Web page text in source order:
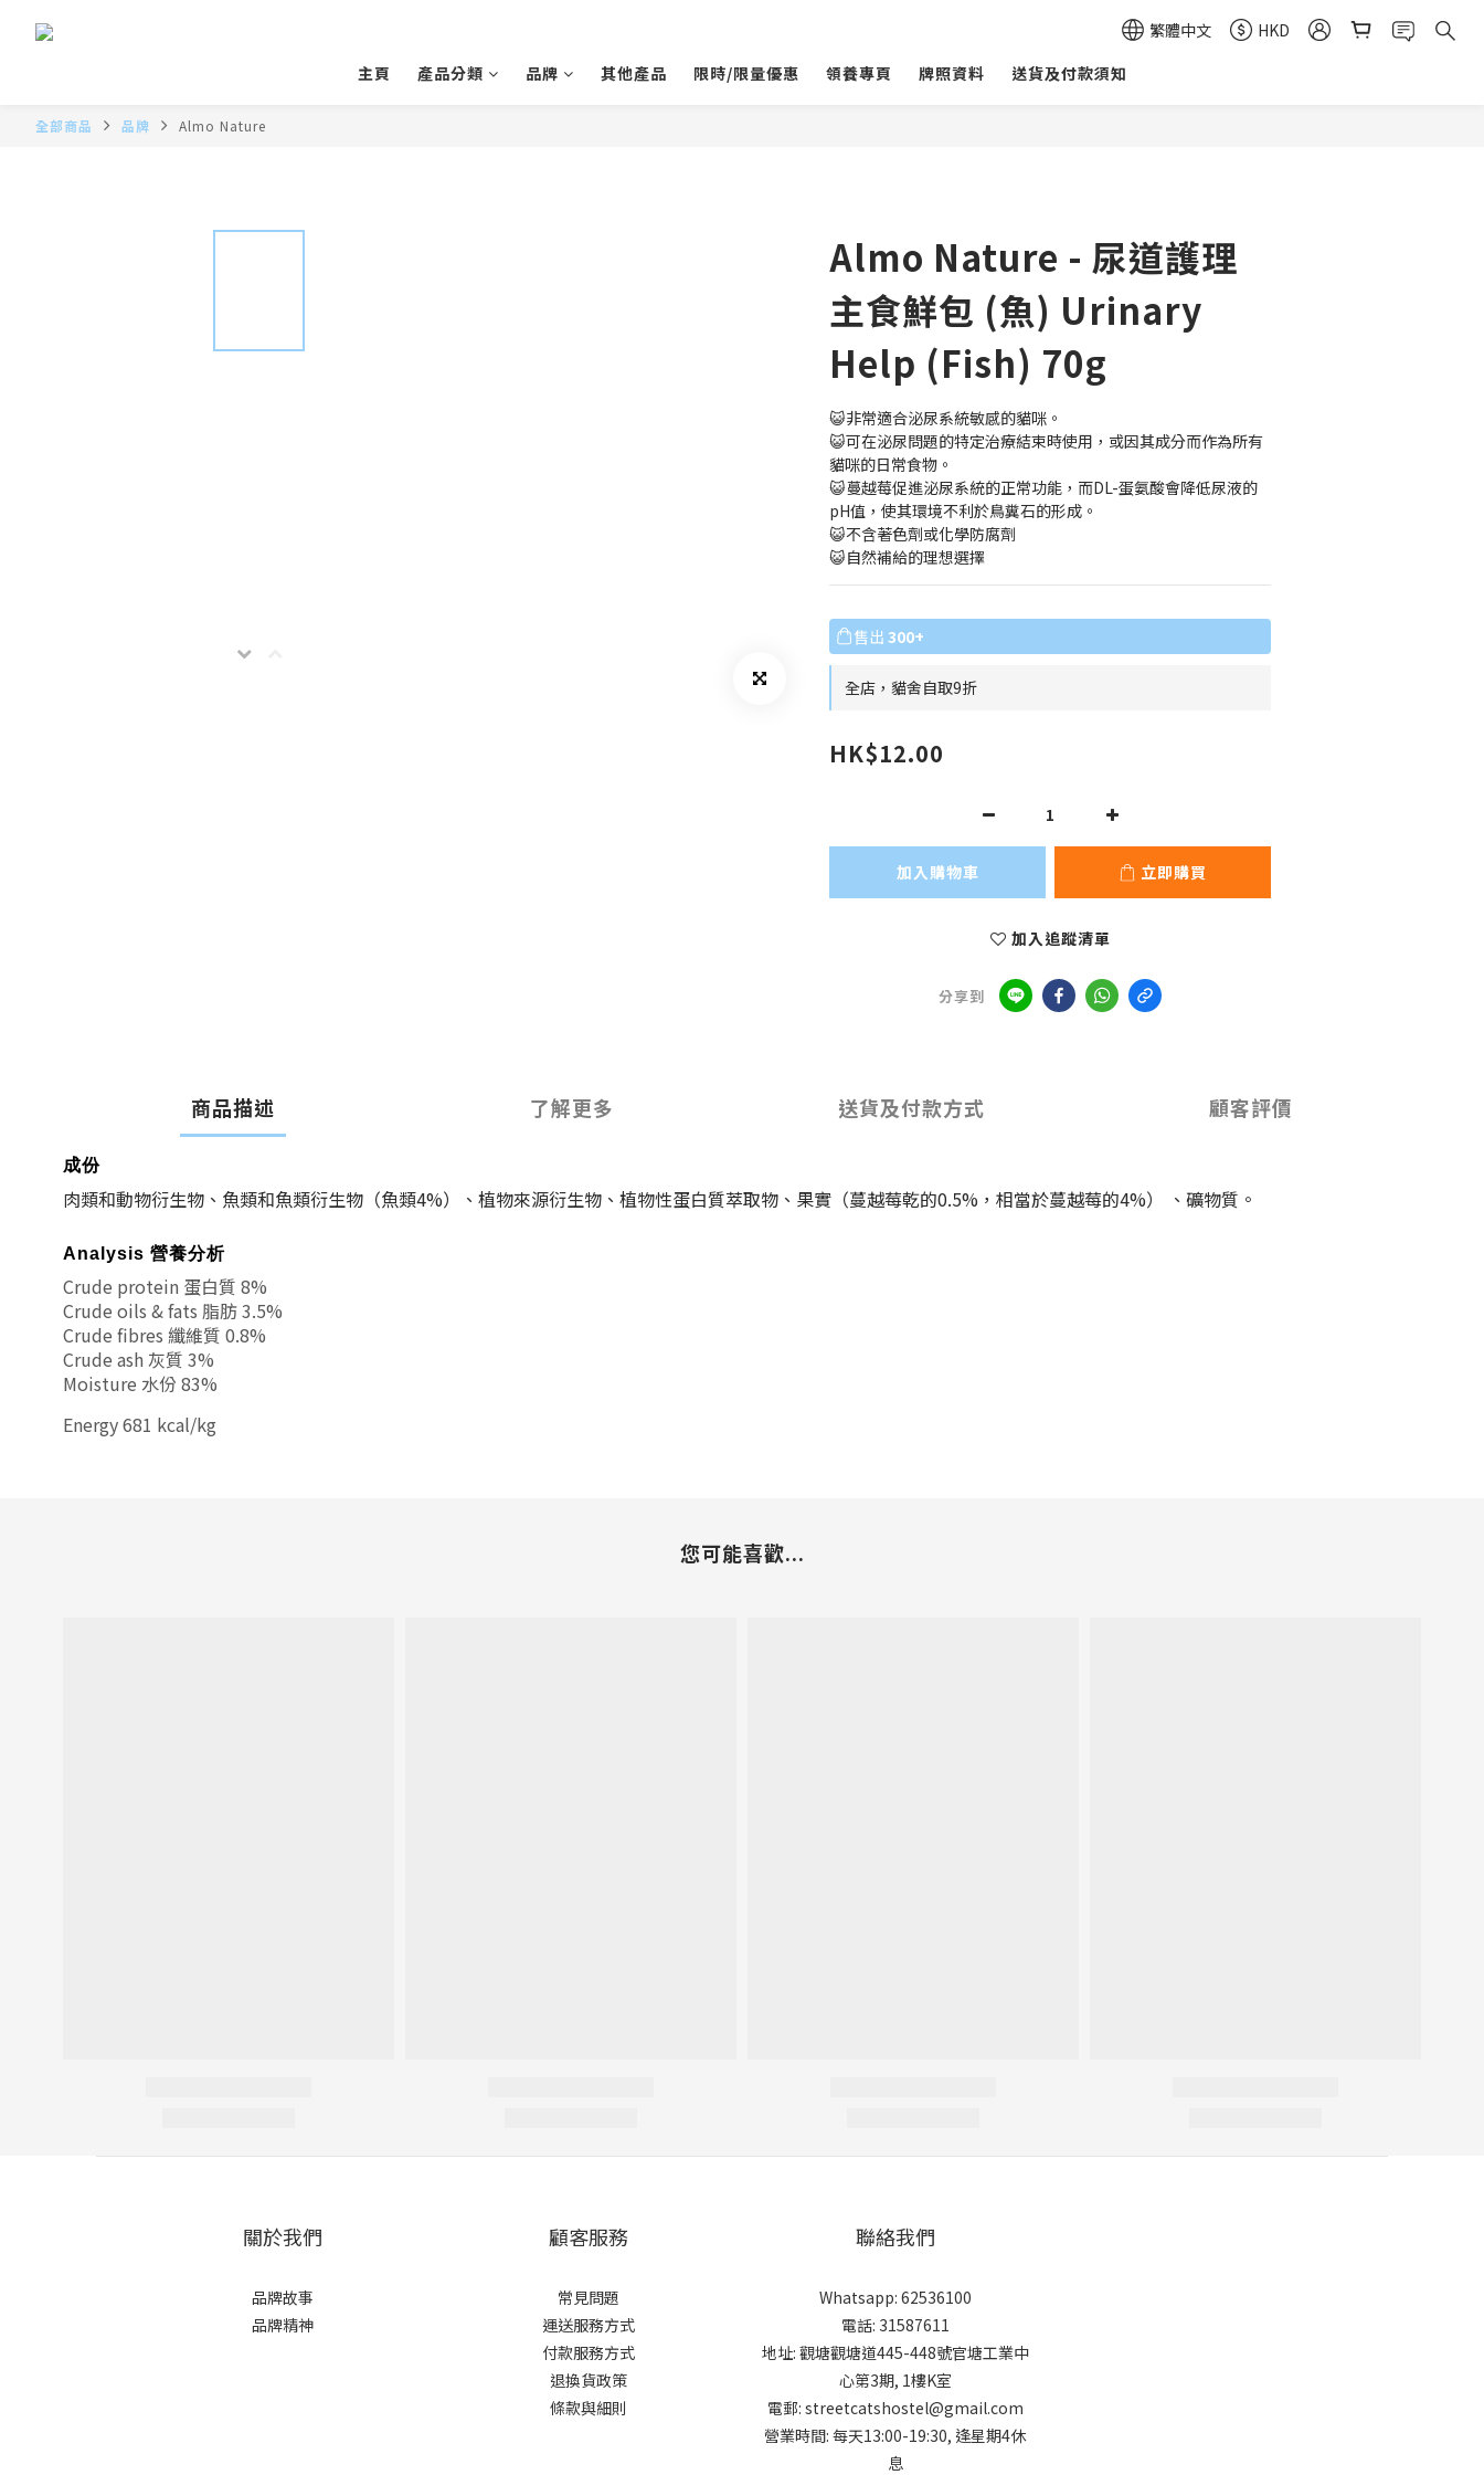
繁體中文
HKD
主頁
產品分類 品牌 其他產品 限時/限量優惠 領養專頁 牌照資料 送貨及付款須知
全部商品 品牌 Almo Nature
Almo Nature - 尿道護理
主食鮮包 (魚) Urinary
Help (Fish) 70g
😺非常適合泌尿系統敏感的貓咪。
😺可在泌尿問題的特定治療結束時使用，或因其成分而作為所有
貓咪的日常食物。
😺蔓越莓促進泌尿系統的正常功能，而DL-蛋氨酸會降低尿液的
pH值，使其環境不利於鳥糞石的形成。
😺不含著色劑或化學防腐劑
😺自然補給的理想選擇
售出 300+
全店，貓舍自取9折
HK$12.00
加入購物車 立即購買
加入追蹤清單
分享到
商品描述 了解更多 送貨及付款方式 顧客評價
成份
肉類和動物衍生物、魚類和魚類衍生物（魚類4%）、植物來源衍生物、植物性蛋白質萃取物、果實（蔓越莓乾的0.5%，相當於蔓越莓的4%） 、礦物質。
Analysis 營養分析
Crude protein 蛋白質 8%
Crude oils & fats 脂肪 3.5%
Crude fibres 纖維質 0.8%
Crude ash 灰質 3%
Moisture 水份 83%
Energy 681 kcal/kg
您可能喜歡...
關於我們
品牌故事
品牌精神
顧客服務
常見問題
運送服務方式
付款服務方式
退換貨政策
條款與細則
聯絡我們
Whatsapp: 62536100
電話: 31587611
地址: 觀塘觀塘道445-448號官塘工業中
心第3期, 1樓K室
電郵: streetcatshostel@gmail.com
營業時間: 每天13:00-19:30, 逢星期4休
息